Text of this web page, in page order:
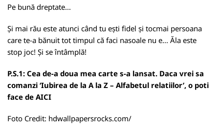
Pe bună dreptate...
Și mai rău este atunci când tu ești fidel și tocmai persoana
care te-a bănuit tot timpul că faci nasoale nu e... Ăla este
stop joc! Și se întâmplă!
P.S.1: Cea de-a doua mea carte s-a lansat. Daca vrei sa
comanzi ‘Iubirea de la A la Z – Alfabetul relatiilor’, o poti
face de AICI
Foto Credit: hdwallpapersrocks.com/